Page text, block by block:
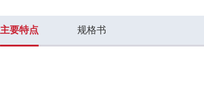
主要特点 规格书